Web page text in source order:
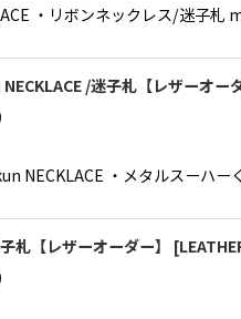
・リボンネックレス/迷子
/迷子札【レザーオーダ
NECKLACE ・メタルスーハ
札【レザーオーダー】 [